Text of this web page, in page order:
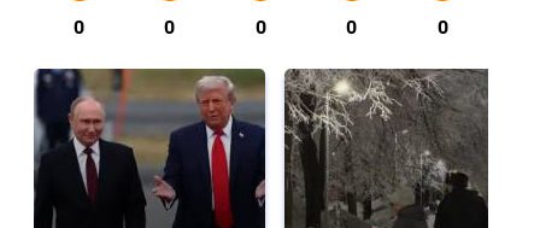
0 0 0 0 0